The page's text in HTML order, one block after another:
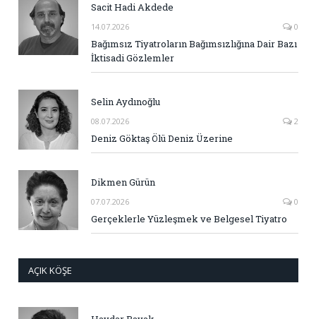
Sacit Hadi Akdede
14.07.2026 0
Bağımsız Tiyatroların Bağımsızlığına Dair Bazı
İktisadi Gözlemler
Selin Aydınoğlu
08.07.2026 2
Deniz Göktaş Ölü Deniz Üzerine
Dikmen Gürün
07.07.2026 0
Gerçeklerle Yüzleşmek ve Belgesel Tiyatro
AÇIK KÖŞE